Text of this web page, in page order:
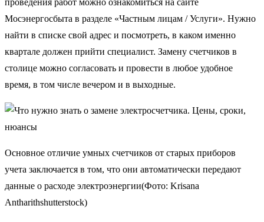
проведения работ можно ознакомиться на сайте
Мосэнергосбыта в разделе «Частным лицам / Услуги». Нужно
найти в списке свой адрес и посмотреть, в каком именно
квартале должен прийти специалист. Замену счетчиков в
столице можно согласовать и провести в любое удобное
время, в том числе вечером и в выходные.
Основное отличие умных счетчиков от старых приборов
учета заключается в том, что они автоматически передают
данные о расходе электроэнергии(Фото: Krisana
Antharithshutterstock)